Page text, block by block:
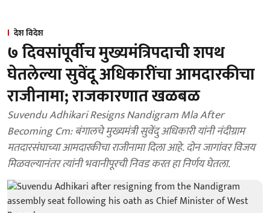
देश विदेश
७ दिवसांपूर्वीच मुख्यमंत्रिपदाची शपथ
घेतलेल्या सुवेंदू अधिकारींचा आमदारकीचा
राजीनामा; राजकारणात खळबळ
Suvendu Adhikari Resigns Nandigram Mla After
Becoming Cm: बंगालचे मुख्यमंत्री सुवेंदु अधिकारी यांनी नंदीग्राम
मतदारसंघाच्या आमदारकीचा राजीनामा दिला आहे. दोन जागांवर विजय
मिळवल्यानंतर त्यांनी भवानीपूरची निवड करत हा निर्णय घेतला.